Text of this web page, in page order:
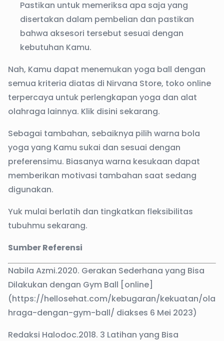
Pastikan untuk memeriksa apa saja yang
disertakan dalam pembelian dan pastikan
bahwa aksesori tersebut sesuai dengan
kebutuhan Kamu.
Nah, Kamu dapat menemukan yoga ball dengan
semua kriteria diatas di Nirvana Store, toko online
terpercaya untuk perlengkapan yoga dan alat
olahraga lainnya. Klik disini sekarang.
Sebagai tambahan, sebaiknya pilih warna bola
yoga yang Kamu sukai dan sesuai dengan
preferensimu. Biasanya warna kesukaan dapat
memberikan motivasi tambahan saat sedang
digunakan.
Yuk mulai berlatih dan tingkatkan fleksibilitas
tubuhmu sekarang.
Sumber Referensi
Nabila Azmi.2020. Gerakan Sederhana yang Bisa
Dilakukan dengan Gym Ball [online]
(https://hellosehat.com/kebugaran/kekuatan/ola
hraga-dengan-gym-ball/ diakses 6 Mei 2023)
Redaksi Halodoc.2018. 3 Latihan yang Bisa